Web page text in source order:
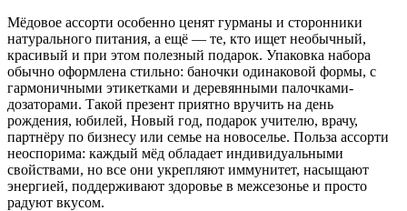
Мёдовое ассорти особенно ценят гурманы и сторонники
натурального питания, а ещё — те, кто ищет необычный,
красивый и при этом полезный подарок. Упаковка набора
обычно оформлена стильно: баночки одинаковой формы, с
гармоничными этикетками и деревянными палочками-
дозаторами. Такой презент приятно вручить на день
рождения, юбилей, Новый год, подарок учителю, врачу,
партнёру по бизнесу или семье на новоселье. Польза ассорти
неоспорима: каждый мёд обладает индивидуальными
свойствами, но все они укрепляют иммунитет, насыщают
энергией, поддерживают здоровье в межсезонье и просто
радуют вкусом.